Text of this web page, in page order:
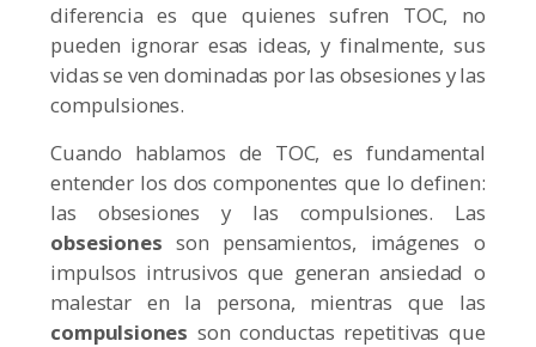
diferencia es que quienes sufren TOC, no
pueden ignorar esas ideas, y finalmente, sus
vidas se ven dominadas por las obsesiones y las
compulsiones.
Cuando hablamos de TOC, es fundamental
entender los dos componentes que lo definen:
las obsesiones y las compulsiones. Las
obsesiones son pensamientos, imágenes o
impulsos intrusivos que generan ansiedad o
malestar en la persona, mientras que las
compulsiones son conductas repetitivas que